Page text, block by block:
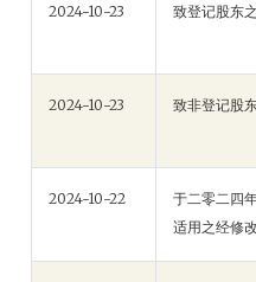
2024-10-23 致登记股东
2024-10-23 致非登记股
2024-10-22
于二零二四
适用之经修